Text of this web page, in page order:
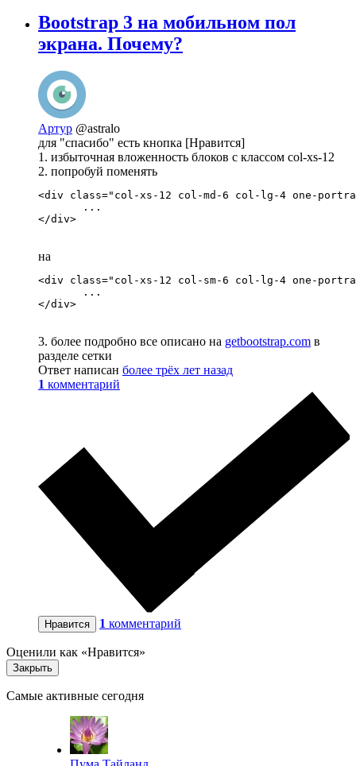
Bootstrap 3 на мобильном пол
экрана. Почему?
Артур @astralo
для "спасибо" есть кнопка [Нравится]
1. избыточная вложенность блоков с классом col-xs-12
2. попробуй поменять
<div class="col-xs-12 col-md-6 col-lg-4 one-
       ...
</div>
на
<div class="col-xs-12 col-sm-6 col-lg-4 one-
       ...
</div>
3. более подробно все описано на getbootstrap.com в
разделе сетки
Ответ написан более трёх лет назад
1 комментарий
Нравится 1 комментарий
Оценили как «Нравится»
Закрыть
Самые активные сегодня